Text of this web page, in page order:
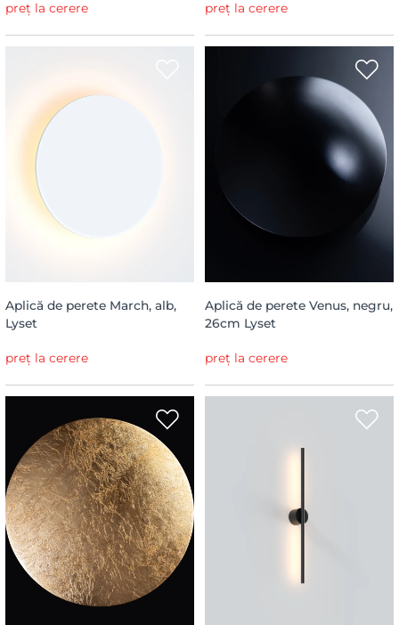
preț la cerere preț la cerere
Aplică de perete March, alb,
Lyset
preț la cerere
Aplică de perete Venus, negru,
26cm Lyset
preț la cerere